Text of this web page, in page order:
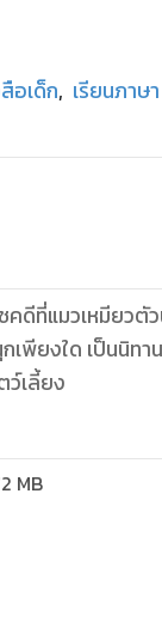
อเด็ก, เรียนภาษา
ดีที่แมวเหมียวตั
เพียงใด เป็นนิท
ต่อสัตว์เลี้ยง
MB